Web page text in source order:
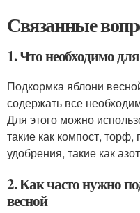
Связанные
1. Что необходимо
Подкормка яблони
содержать все
Для этого можно
такие как компост,
удобрения, такие как
2. Как часто нужно
весной